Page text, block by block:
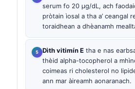
serum fo 20 µg/dL, ach
pròtain ìosal a tha a’ ceangal
toraidhean a dhèanamh
Dìth vitimín E tha e nas
thèid alpha-tocopherol a
coimeas ri cholesterol no
ann mar àireamh aonaranach.